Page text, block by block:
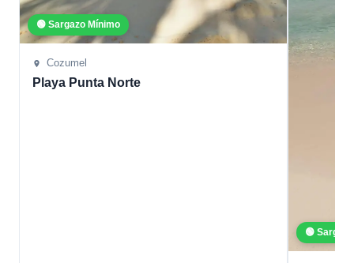
🟢 Sargazo Mínimo
Cozumel
Playa Punta Norte
🟢